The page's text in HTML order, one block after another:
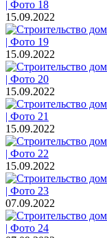
15.09.2022
15.09.2022
15.09.2022
15.09.2022
15.09.2022
07.09.2022